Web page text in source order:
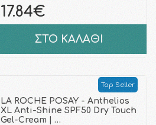
17.84€
ΣΤΟ ΚΑΛΑΘΙ
Top Seller
LA ROCHE POSAY - Anthelios
XL Anti-Shine SPF50 Dry Touch
Gel-Cream | …